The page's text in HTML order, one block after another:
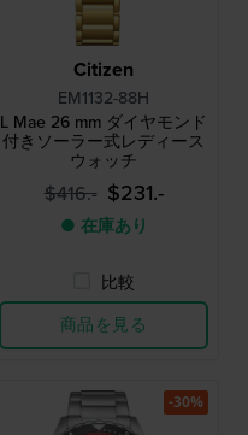
Citizen
EM1132-88H
L Mae 26 mm ダイヤモンド
付きソーラー式レディース
ウォッチ
$416.- $231.-
● 在庫あり
比較
商品を見る
-30%